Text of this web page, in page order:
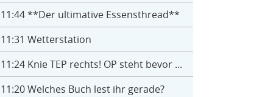
11:44**Der ultimative Essensthread**
11:31 Wetterstation
11:24Knie TEP rechts! OP steht bevor ...
11:20Welches Buch lest ihr gerade?